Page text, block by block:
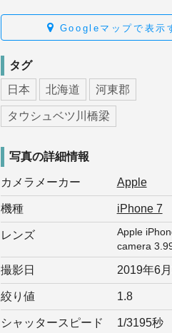
Googleマップで表示
タグ
日本 北海道 河東郡
タウシュベツ川橋梁
写真の詳細情報
カメラメーカー Apple
機種 iPhone 7
レンズ
Apple
camera
撮影日 2019年6
絞り値 1.8
シャッタースピード 1/3195秒